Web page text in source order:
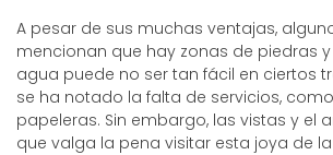
A pesar de sus muchas ventajas,
mencionan que hay zonas de piedras
agua puede no ser tan fácil en ciertos
se ha notado la falta de servicios,
papeleras. Sin embargo, las vistas y el
que valga la pena visitar esta joya de